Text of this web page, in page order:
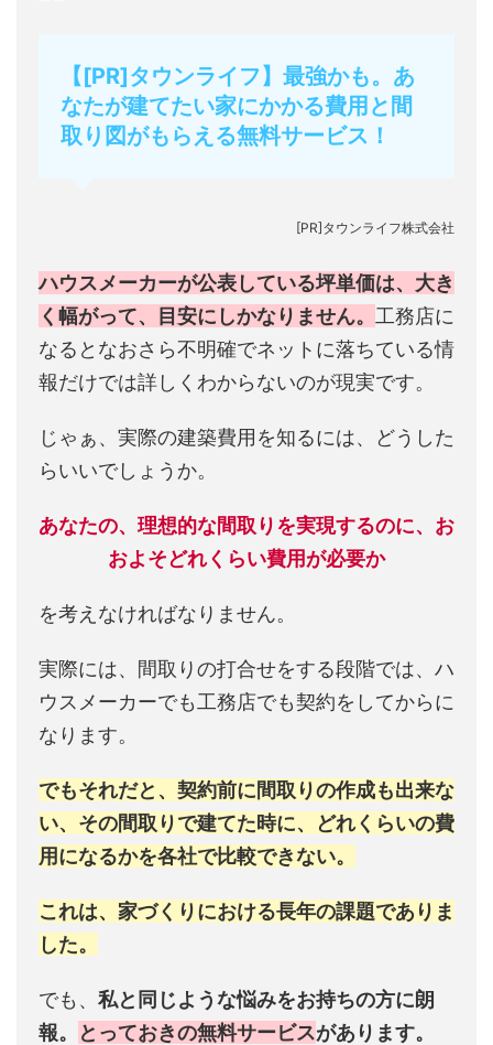
【[PR]タウンライフ】最強かも。あ
なたが建てたい家にかかる費用と間
取り図がもらえる無料サービス！
[PR]タウンライフ株式会社
ハウスメーカーが公表している坪単価は、大き
く幅がって、目安にしかなりません。 工務店に
なるとなおさら不明確でネットに落ちている情
報だけでは詳しくわからないのが現実です。
じゃぁ、実際の建築費用を知るには、どうした
らいいでしょうか。
あなたの、理想的な間取りを実現するのに、お
およそどれくらい費用が必要か
を考えなければなりません。
実際には、間取りの打合せをする段階では、ハ
ウスメーカーでも工務店でも契約をしてからに
なります。
でもそれだと、契約前に間取りの作成も出来な
い、その間取りで建てた時に、どれくらいの費
用になるかを各社で比較できない。
これは、家づくりにおける長年の課題でありま
した。
でも、 私と同じような悩みをお持ちの方に朗
報。
とっておきの無料サービスがあります。